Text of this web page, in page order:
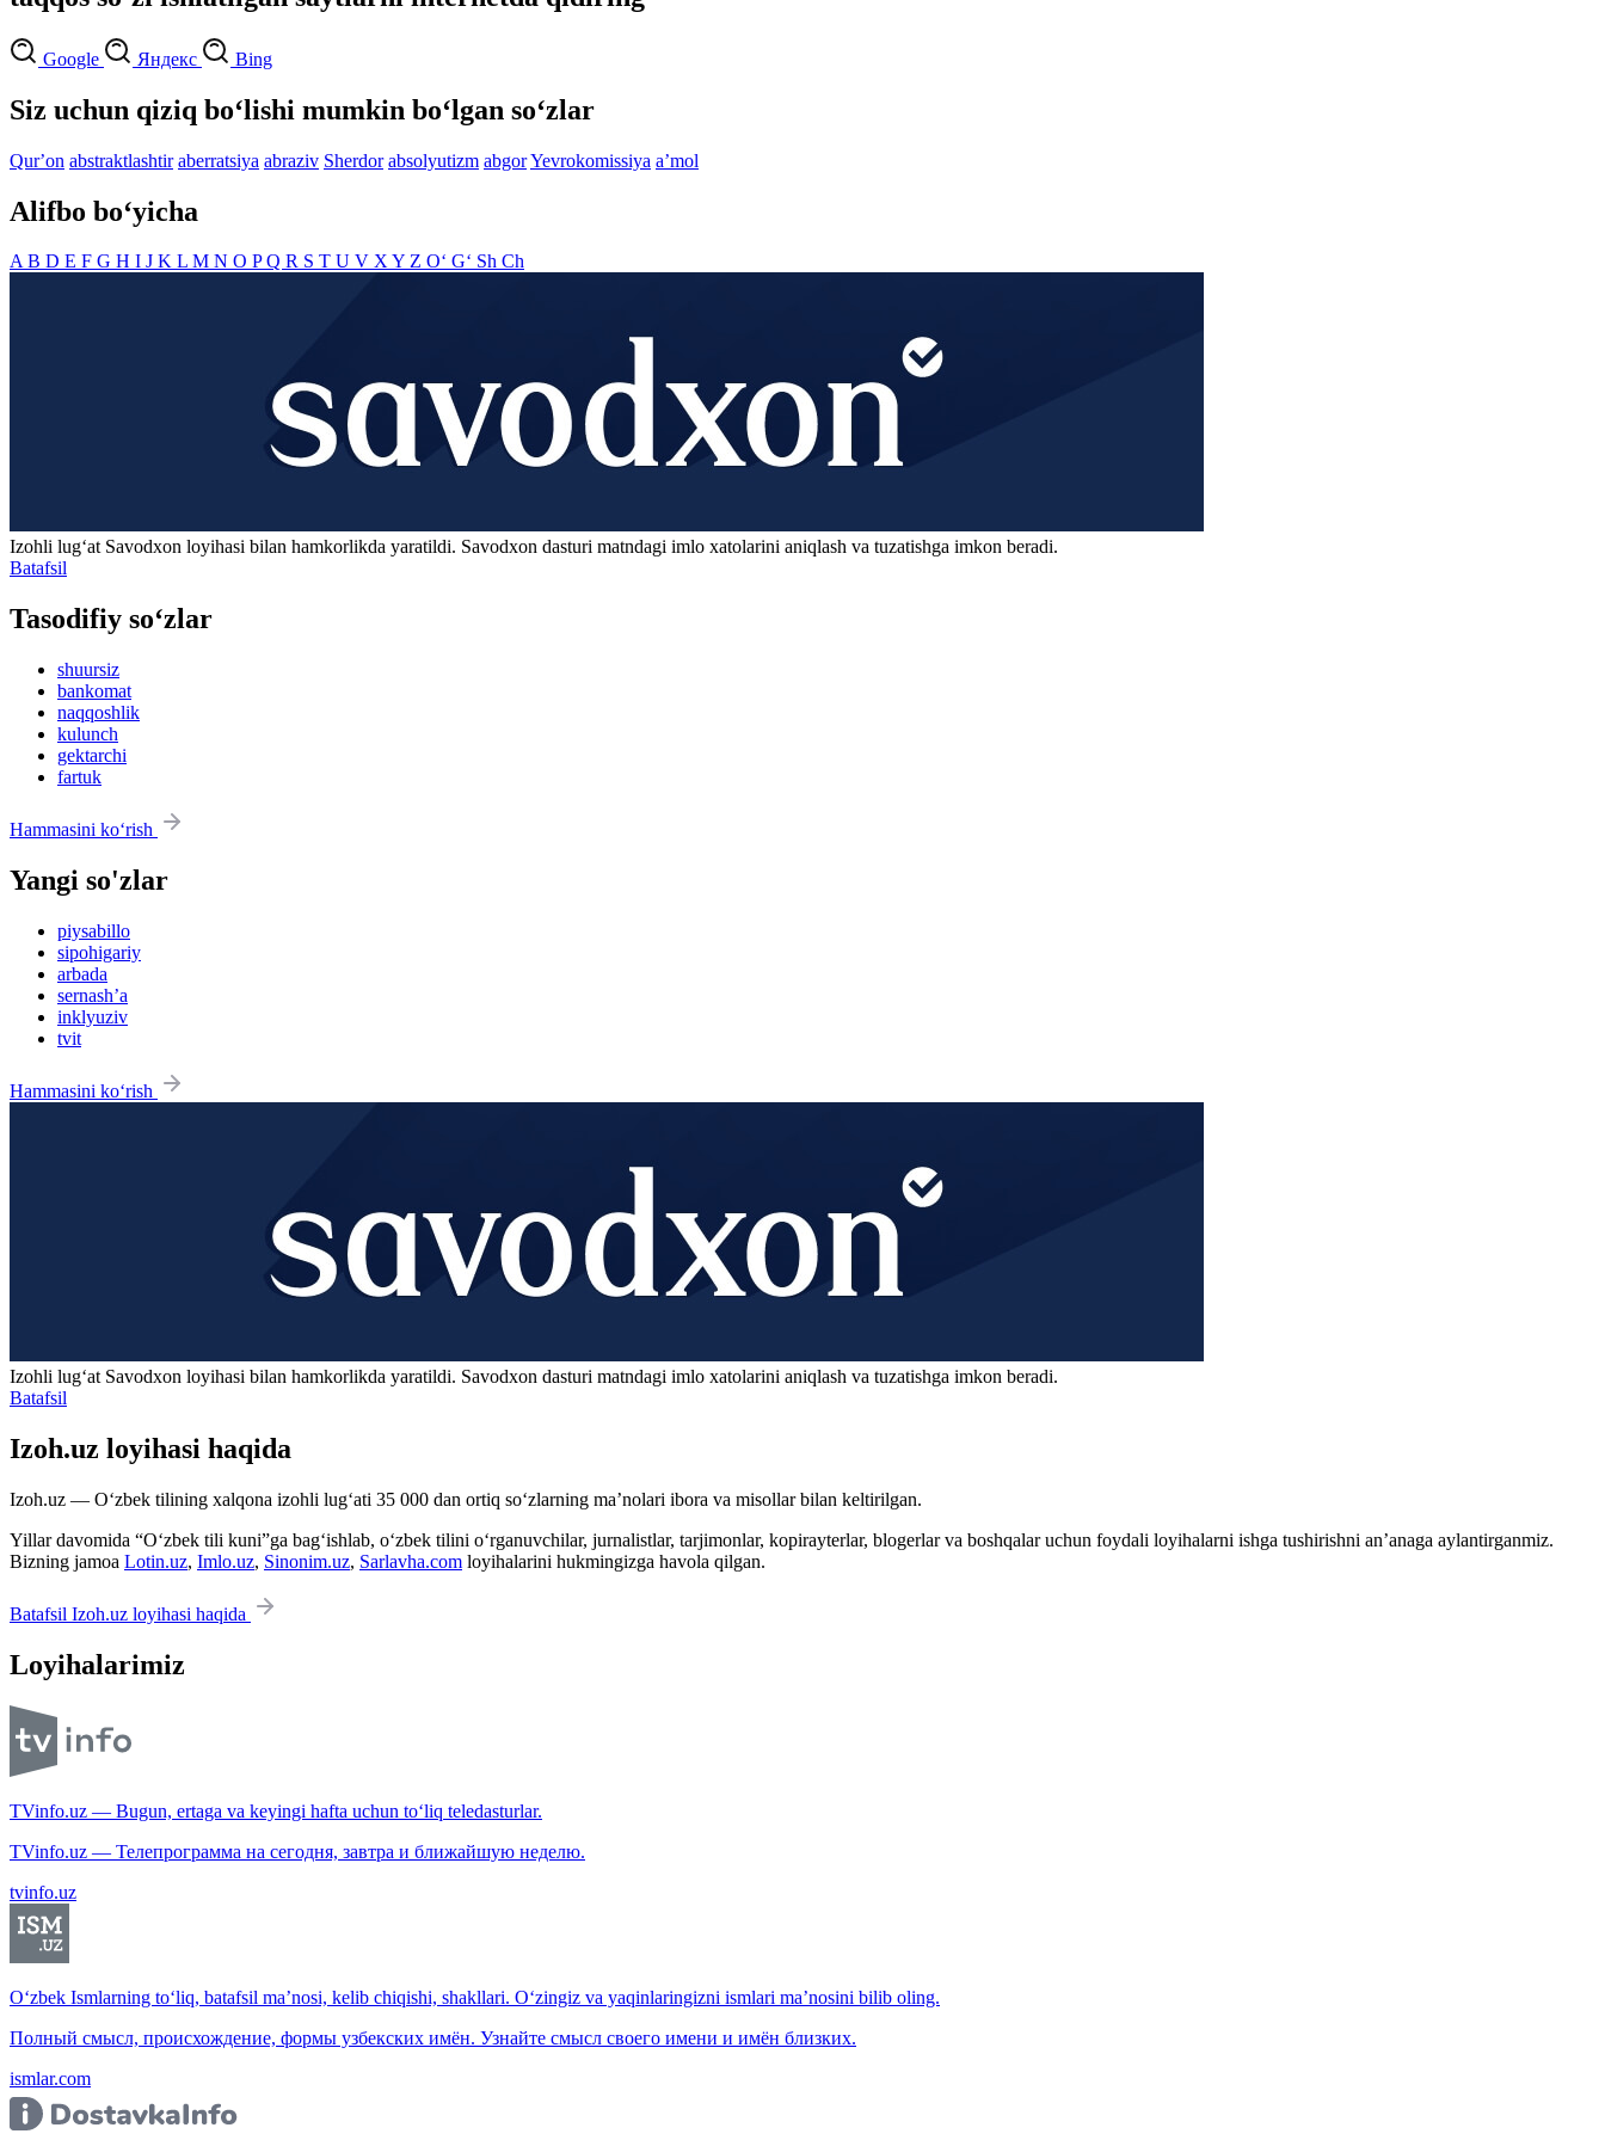
Google Яндекс Bing
Siz uchun qiziq bo‘lishi mumkin bo‘lgan so‘zlar
Qurʼon abstraktlashtir aberratsiya abraziv Sherdor absolyutizm abgorYevrokomissiya aʼmol
Alifbo bo‘yicha
AB D E F G H I J K L M N O PQ R S T U V XY Z O‘ G‘ Sh Ch
Izohli lugʻat Savodxon loyihasi bilan hamkorlikda yaratildi. Savodxon dasturi matndagi imlo xatolarini aniqlash va tuzatishga imkon beradi.
Batafsil
Tasodifiy so‘zlar
shuursiz
bankomat
naqqoshlik
kulunch
gektarchi
fartuk
Hammasini ko‘rish
Yangi so'zlar
piysabillo
sipohigariy
arbada
sernash’a
inklyuziv
tvit
Hammasini ko‘rish
Izohli lugʻat Savodxon loyihasi bilan hamkorlikda yaratildi. Savodxon dasturi matndagi imlo xatolarini aniqlash va tuzatishga imkon beradi.
Batafsil
Izoh.uz loyihasi haqida
Izoh.uz — O‘zbek tilining xalqona izohli lug‘ati 35 000 dan ortiq so‘zlarning ma’nolari ibora va misollar bilan keltirilgan.
Yillar davomida “O‘zbek tili kuni”ga bag‘ishlab, o‘zbek tilini o‘rganuvchilar, jurnalistlar, tarjimonlar, kopirayterlar, blogerlar va boshqalar uchun foydali loyihalarni ishga tushirishni an’anaga aylantirganmiz.
Bizning jamoa Lotin.uz, Imlo.uz, Sinonim.uz, Sarlavha.com loyihalarini hukmingizga havola qilgan.
Batafsil Izoh.uz loyihasi haqida
Loyihalarimiz
TVinfo.uz — Bugun, ertaga va keyingi hafta uchun to‘liq teledasturlar.
TVinfo.uz — Телепрограмма на сегодня, завтра и ближайшую неделю.
tvinfo.uz
O‘zbek Ismlarning to‘liq, batafsil ma’nosi, kelib chiqishi, shakllari. O‘zingiz va yaqinlaringizni ismlari ma’nosini bilib oling.
Полный смысл, происхождение, формы узбекских имён. Узнайте смысл своего имени и имён близких.
ismlar.com